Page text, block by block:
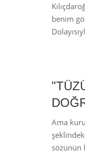
benim
Ama
sözünün